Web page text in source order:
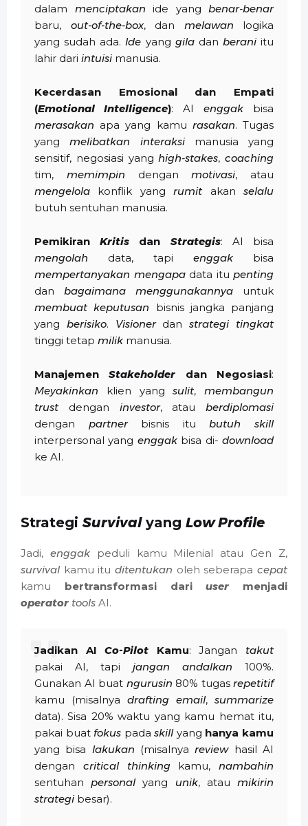
dalam menciptakan ide yang benar-benar
baru, out-of-the-box, dan melawan logika
yang sudah ada.Ide yang giladan beraniitu
lahir dari intuisi manusia.
Kecerdasan Emosional dan Empati
(Emotional Intelligence): AI enggak bisa
merasakan apa yang kamu rasakan. Tugas
yangmelibatkan interaksimanusia yang
sensitif, negosiasi yanghigh-stakes, coaching
tim, memimpin denganmotivasi, atau
mengelola konflik yangrumitakanselalu
butuh sentuhan manusia.
PemikiranKritis dan Strategis: AI bisa
mengolah data, tapi enggak bisa
mempertanyakan mengapadata itu penting
dan bagaimana menggunakannya untuk
membuat keputusan bisnis jangka panjang
yang berisiko. Visionerdanstrategi tingkat
tinggi tetap milik manusia.
ManajemenStakeholder dan Negosiasi:
Meyakinkan klien yangsulit, membangun
trustdengan investor, atau berdiplomasi
dengan partnerbisnis itubutuh
skill
interpersonal yang enggakbisa di-download
ke AI.
StrategiSurvivalyang Low Profile
Jadi, enggakpeduli kamu Milenial atau Gen Z,
survivalkamu itu ditentukan oleh seberapa cepat
kamu bertransformasi dariuser menjadi
operator tools AI.
Jadikan AICo-Pilot Kamu: Jangan takut
pakai AI, tapi jangan andalkan 100%.
Gunakan AI buat ngurusin 80% tugas repetitif
kamu (misalnya drafting email, summarize
data). Sisa 20% waktu yang kamu hemat itu,
pakai buat fokus padaskillyang hanya kamu
yang bisa lakukan (misalnyareviewhasil AI
dengan critical thinking kamu, nambahin
sentuhanpersonalyang unik, ataumikirin
strategi besar).